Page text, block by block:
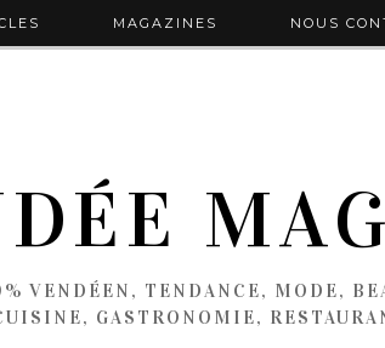
VENDÉEN, TENDANCE, MODE,
GASTRONOMIE,
MAGAZINES NOUS